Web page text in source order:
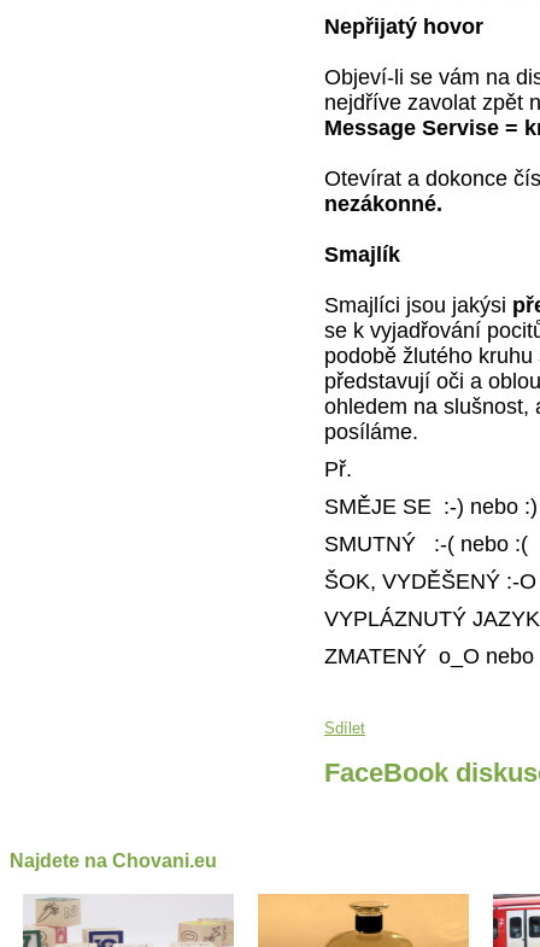
Nepřijatý hovor
Objeví-li se vám na
nejdříve zavolat zpět
Message Servise =
Otevírat a dokonce
nezákonné.
Smajlík
Smajlíci jsou jakýsi
se k vyjadřování
podobě žlutého
představují oči a
ohledem na slušnost,
posíláme.
Př.
SMĚJE SE :-) nebo :)
SMUTNÝ :-( nebo :(
ŠOK, VYDĚŠENÝ :-
VYPLÁZNUTÝ
ZMATENÝ o_O nebo
Sdílet
FaceBook
Najdete na Chovani.eu